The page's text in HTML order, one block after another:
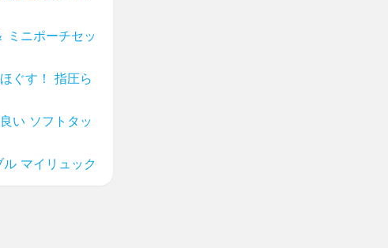
ミニポーチセッ
ぐす！ 指圧ら
い ソフトタッ
マイリュック